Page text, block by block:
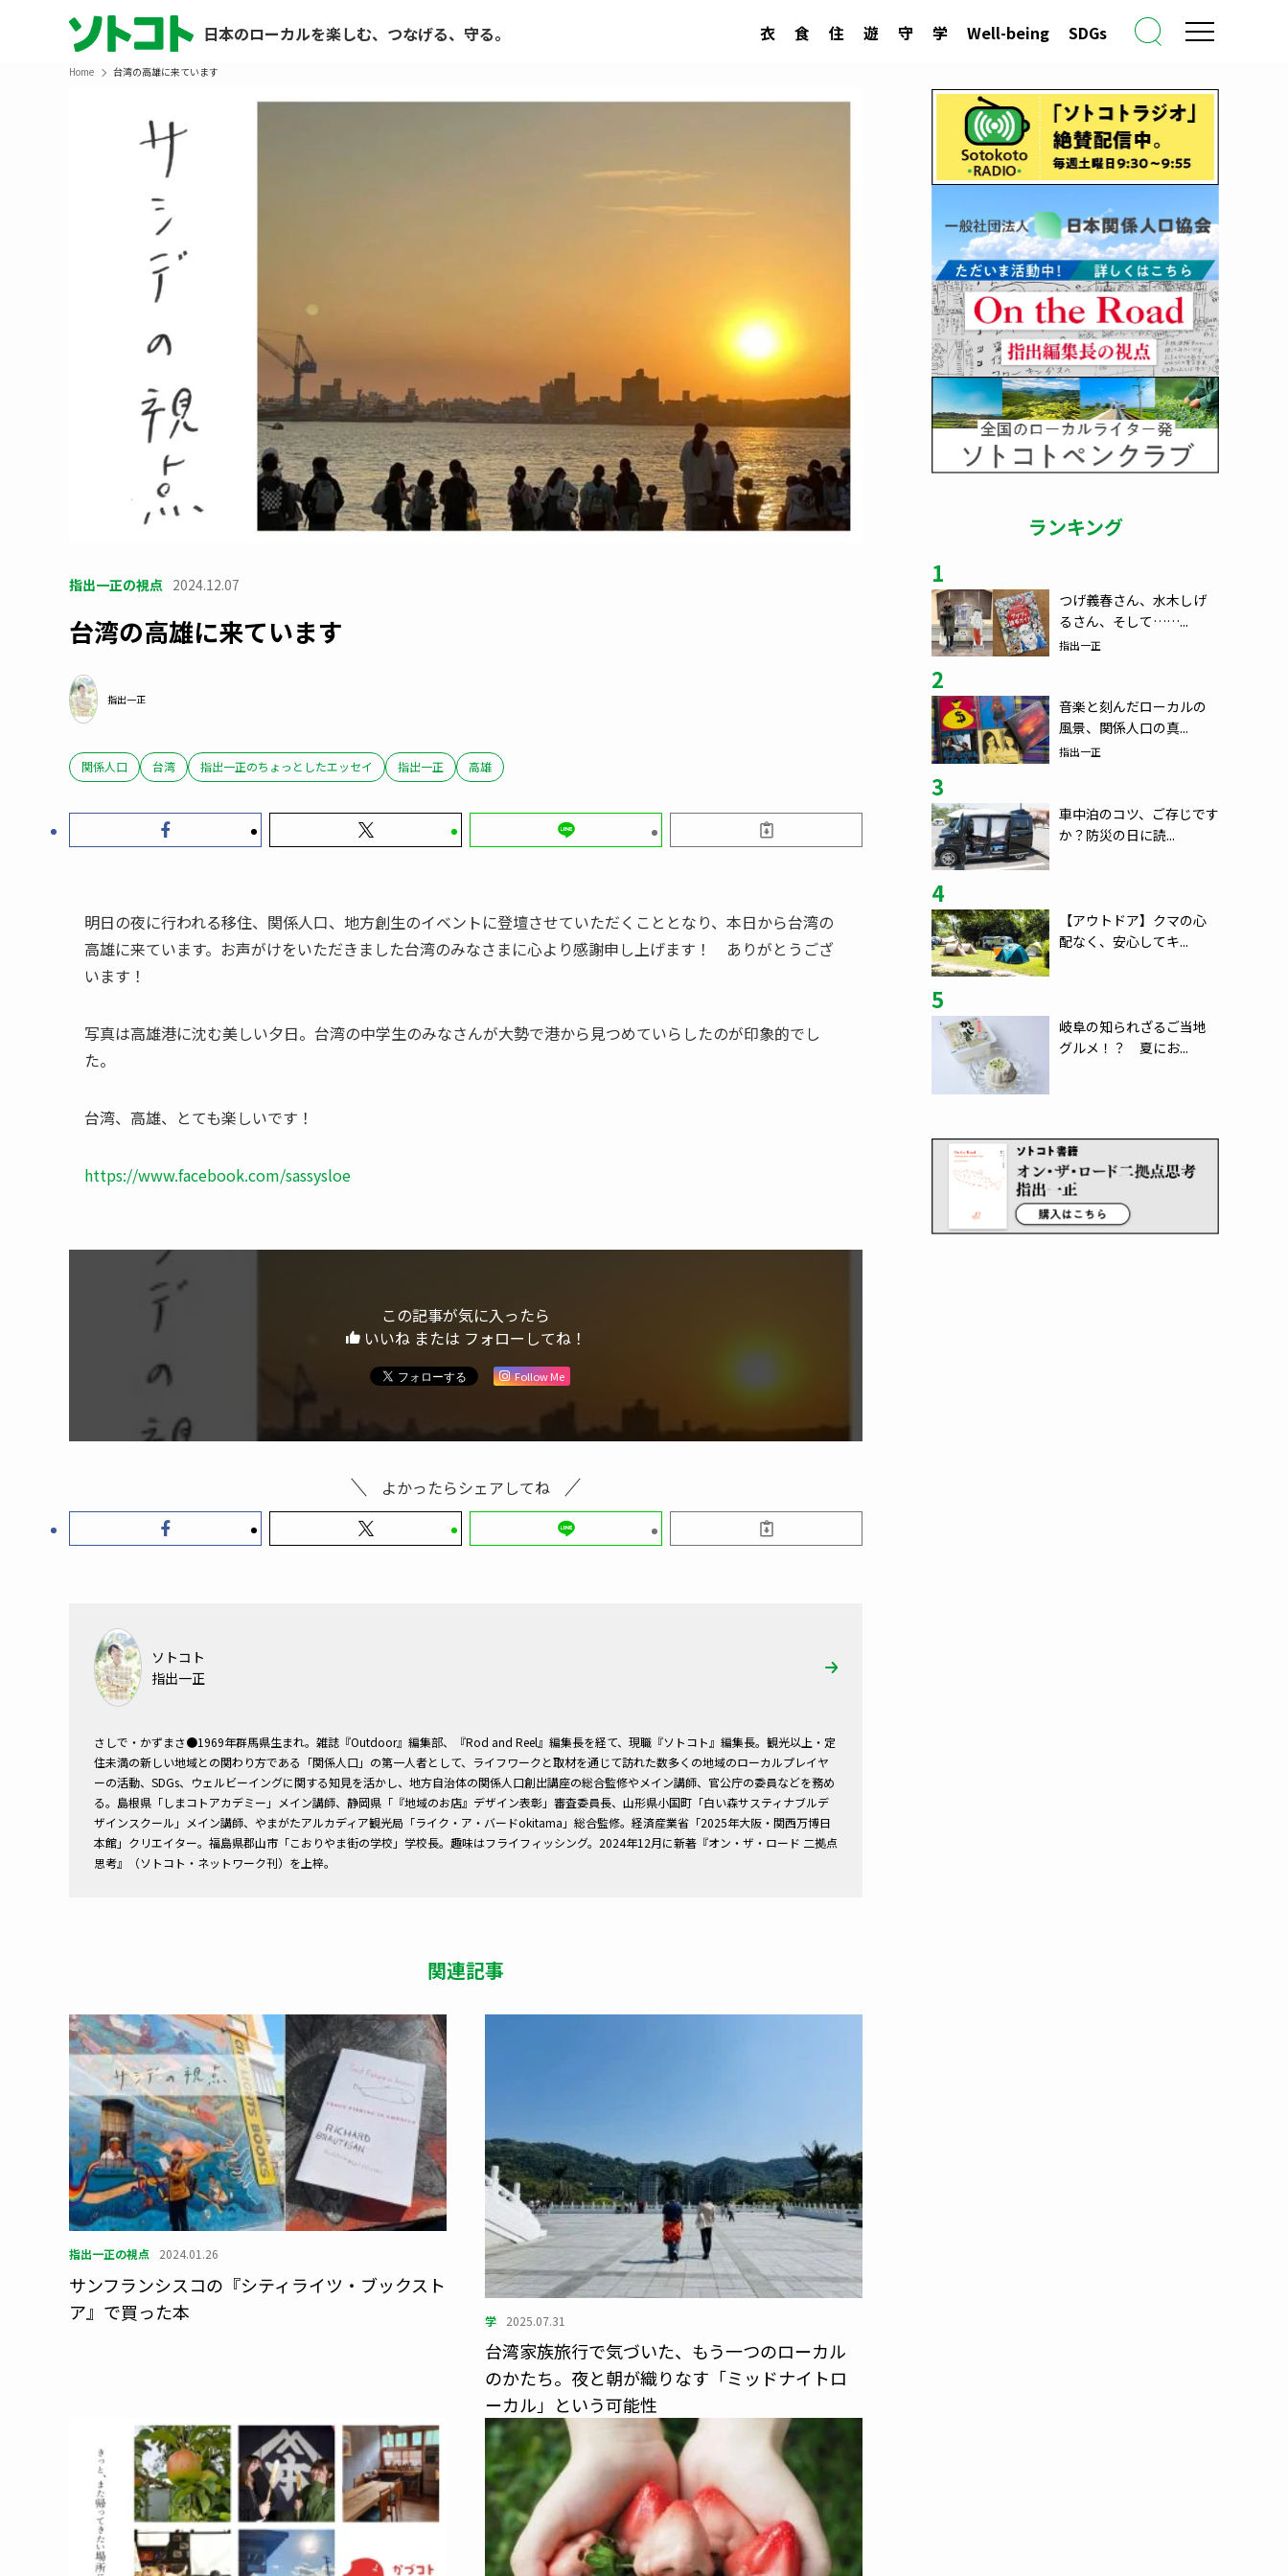
日本のローカルを楽しむ、つなげる、守る。 衣 食 住 遊 守 学 Well-being SDGs
Home 台湾の高雄に来ています
指出一正の視点 2024.12.07
台湾の高雄に来ています
指出一正
関係人口 台湾 指出一正のちょっとしたエッセイ 指出一正 高雄
明日の夜に行われる移住、関係人口、地方創生のイベントに登壇させていただくこととなり、本日から台湾の
高雄に来ています。お声がけをいただきました台湾のみなさまに心より感謝申し上げます！ ありがとうござ
います！
写真は高雄港に沈む美しい夕日。台湾の中学生のみなさんが大勢で港から見つめていらしたのが印象的でし
た。
台湾、高雄、とても楽しいです！
https://www.facebook.com/sassysloe
この記事が気に入ったら
いいね または フォローしてね！
Follow Me
よかったらシェアしてね
ソトコト
指出一正
さしで・かずまさ●1969年群馬県生まれ。雑誌『Outdoor』編集部、『Rod and Reel』編集長を経て、現職『ソトコト』編集長。観光以上・定
住未満の新しい地域との関わり方である「関係人口」の第一人者として、ライフワークと取材を通じて訪れた数多くの地域のローカルプレイヤ
ーの活動、SDGs、ウェルビーイングに関する知見を活かし、地方自治体の関係人口創出講座の総合監修やメイン講師、官公庁の委員などを務め
る。島根県「しまコトアカデミー」メイン講師、静岡県「『地域のお店』デザイン表彰」審査委員長、山形県小国町「白い森サスティナブルデ
ザインスクール」メイン講師、やまがたアルカディア観光局「ライク・ア・バードokitama」総合監修。経済産業省「2025年大阪・関西万博日
本館」クリエイター。福島県郡山市「こおりやま街の学校」学校長。趣味はフライフィッシング。2024年12月に新著『オン・ザ・ロード 二拠点
思考』（ソトコト・ネットワーク刊）を上梓。
関連記事
指出一正の視点 2024.01.26
サンフランシスコの『シティライツ・ブックスト
ア』で買った本
学 2025.07.31
台湾家族旅行で気づいた、もう一つのローカル
のかたち。夜と朝が織りなす「ミッドナイトロ
ーカル」という可能性
ランキング
1
つげ義春さん、水木しげ
るさん、そして……...
指出一正
2
音楽と刻んだローカルの
風景、関係人口の真...
指出一正
3
車中泊のコツ、ご存じです
か？防災の日に読...
4
【アウトドア】クマの心
配なく、安心してキ...
5
岐阜の知られざるご当地
グルメ！？ 夏にお...